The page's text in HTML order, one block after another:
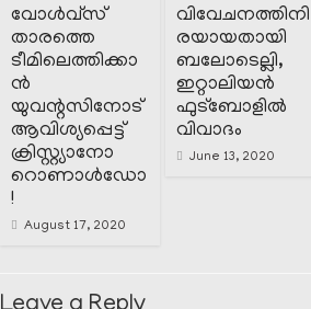
വോൾവ്‌സ്
താരത്തെ
ടീമിലെത്തിക്കാ
ൻ
യുവന്റസിനോട്
ആവിശ്യപ്പെട്ട്
ക്രിസ്റ്റ്യാനോ
റൊണാൾഡോ
!
August 17, 2020
വിവേചനത്തിനി
രയായതായി
ബലോടെല്ലി,
ഇറ്റാലിയൻ
ഫുട്‍ബോളിൽ
വിവാദം
June 13, 2020